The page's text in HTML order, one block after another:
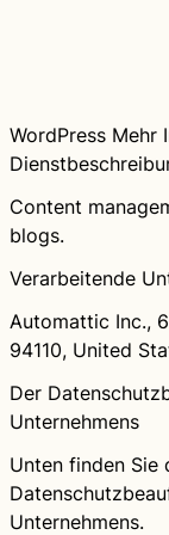
WordPress Mehr
Content
blogs.
Verarbeitende
Automattic Inc.,
94110, United
Der
Unternehmens
Unten finden Sie
Unternehmens.